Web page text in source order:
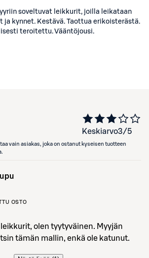
soveltuvat leikkurit, joilla leikataan
ja kynnet. Kestävä. Taottua erikoisterästä.
teroitettu. Vääntöjousi.
Keskiarvo3/5
vain asiakas, joka on ostanut kyseisen tuotteen
OSTO
olen tyytyväinen. Myyjän
tämän mallin, enkä ole katunut.